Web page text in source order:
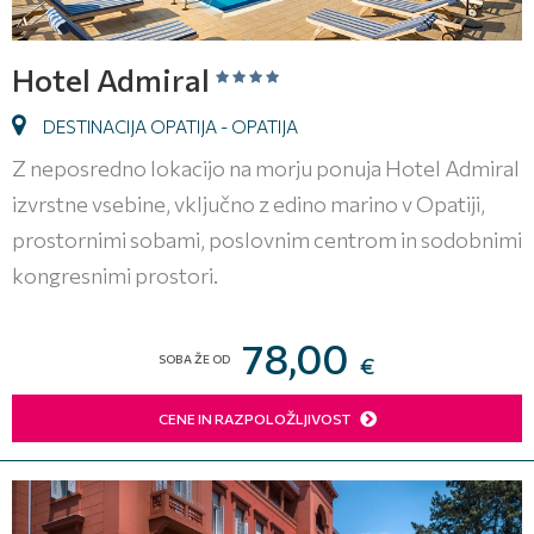
Hotel Admiral
DESTINACIJA OPATIJA - OPATIJA
Z neposredno lokacijo na morju ponuja Hotel Admiral
izvrstne vsebine, vključno z edino marino v Opatiji,
prostornimi sobami, poslovnim centrom in sodobnimi
kongresnimi prostori.
SOBA ŽE OD 78,00 €
CENE IN RAZPOLOŽLJIVOST